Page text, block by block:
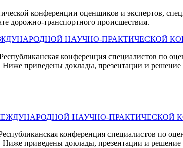
конференции оценщиков и экспертов,
дорожно-транспортного происшествия.
НАУЧНО-ПРАКТИЧЕСКОЙ
конференция специалистов по
Ниже приведены доклады, презентации и
НАУЧНО-ПРАКТИЧЕСКОЙ
конференция специалистов по
Ниже приведены доклады, презентации и